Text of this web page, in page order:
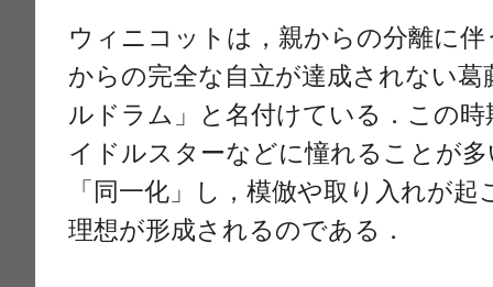
ウィニコットは，親からの分離に
からの完全な自立が達成されない葛
ルドラム」と名付けている．この
イドルスターなどに憧れることが
「同一化」し，模倣や取り入れが
理想が形成されるのである．